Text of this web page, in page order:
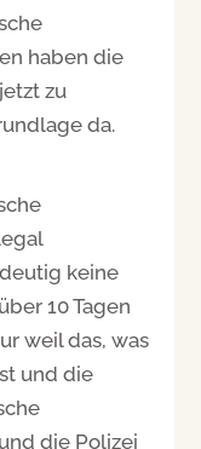
haben die
zu
da.
keine
10 Tagen
weil das, was
und die
die Polizei